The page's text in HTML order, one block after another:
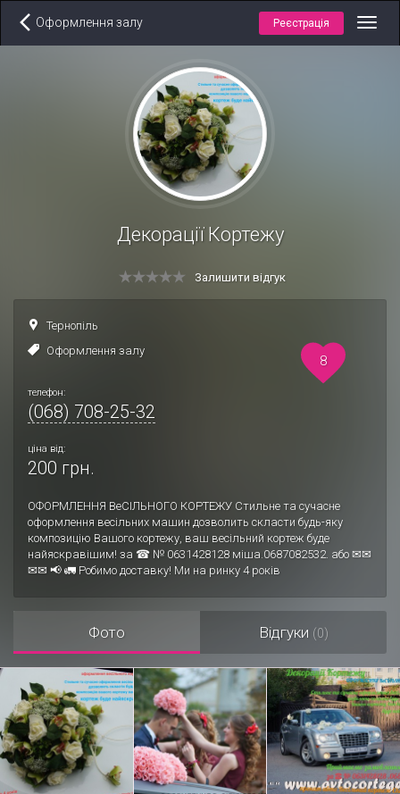
Оформлення залу Реєстрація
Декорації Кортежу
Залишити відгук
Тернопіль
Оформлення залу
телефон:
(068) 708-25-32
ціна від:
200 грн.
ОФОРМЛЕННЯ ВеСІЛЬНОГО КОРТЕЖУ Стильне та сучасне
оформлення весільних машин дозволить скласти будь-яку
композицію Вашого кортежу, ваш весільний кортеж буде
найяскравішим! за ☎ № 0631428128 міша.0687082532. або ✉✉
✉✉ 📢 🚛 Робимо доставку! Ми на ринку 4 років
8
Фото Відгуки (0)